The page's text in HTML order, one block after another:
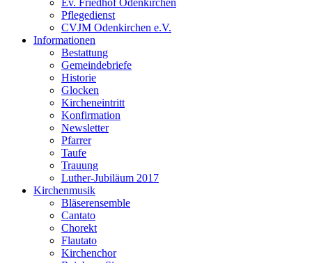
Pflegedienst
CVJM Odenkirchen e.V.
Informationen
Bestattung
Gemeindebriefe
Historie
Glocken
Kircheneintritt
Konfirmation
Newsletter
Pfarrer
Taufe
Trauung
Luther-Jubiläum 2017
Kirchenmusik
Bläserensemble
Cantato
Chorekt
Flautato
Kirchenchor